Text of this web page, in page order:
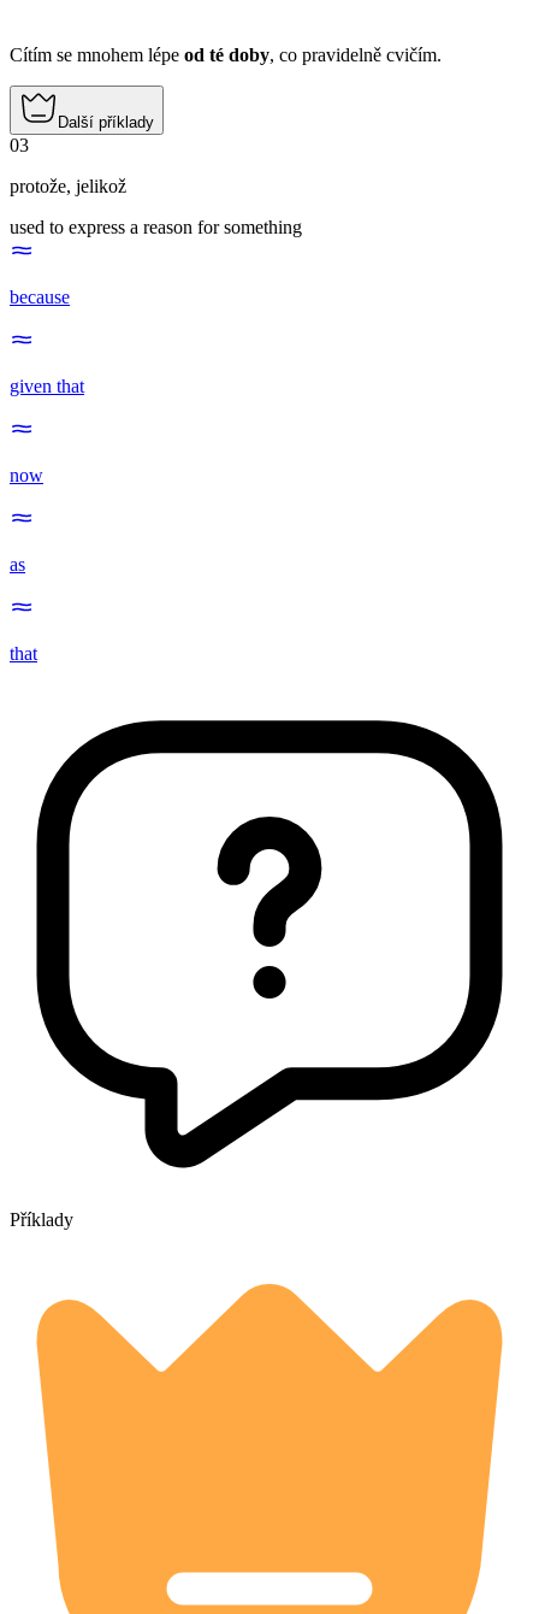
Cítím se mnohem lépe od té doby, co pravidelně cvičím.
Další příklady
03
protože, jelikož
used to express a reason for something
because
given that
now
as
that
Příklady